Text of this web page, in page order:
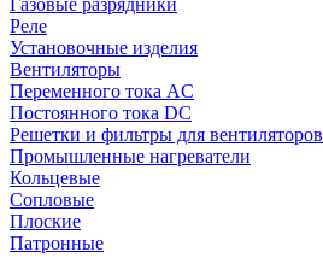
Газовые разрядники
Реле
Установочные изделия
Вентиляторы
Переменного тока AC
Постоянного тока DC
Решетки и фильтры для вентиляторов
Промышленные нагреватели
Кольцевые
Сопловые
Плоские
Патронные